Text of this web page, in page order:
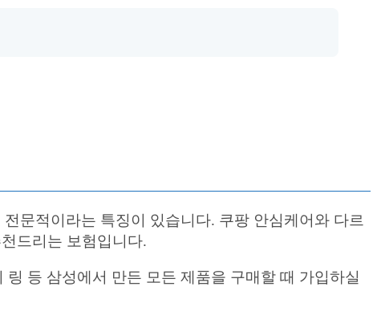
문적이라는 특징이 있습니다. 쿠팡 안심케어와 다르
드리는 보험입니다.
등 삼성에서 만든 모든 제품을 구매할 때 가입하실